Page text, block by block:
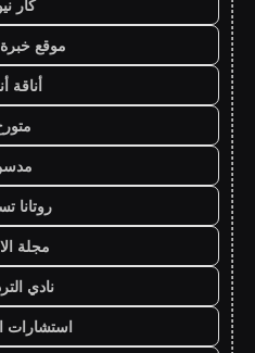
كار
موقع خبرة
أناقة
روتانا
مجلة
نادي
استشارات